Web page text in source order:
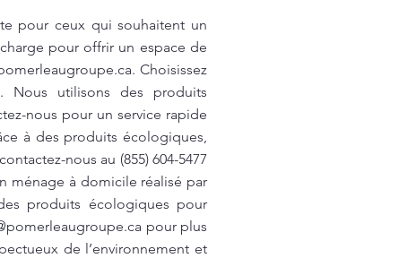
pour ceux qui souhaitent un
pour offrir un espace de
. Choisissez
Nous utilisons des produits
nous pour un service rapide
à des produits écologiques,
nous au (855) 604-5477
ménage à domicile réalisé par
produits écologiques pour
pour plus
de l’environnement et